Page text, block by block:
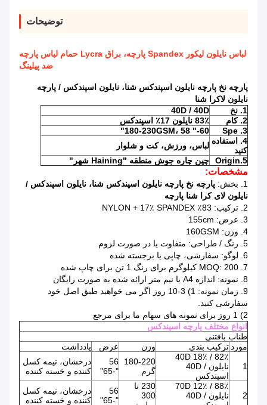
توضیحات
لباس نایلون لیکور Spandex پارچه، براق Lycra حمام لباس پارچه
ضد پیلینگ
پارچه نخ پارچه نایلون اسپندکس شنا، نایلون اسپندکس / پارچه
نایلون لاکرا شنا
1. نخ
40D / 40D
2. کام
83٪ نایلون 17٪ اسپندکس
3. Spe
180-230GSM، 58 "-60"
4. استفاده
کنید
لباس، ورزش، کت و شلوار
5.Origin
چین چاره جوش منطقه "Haining شهر"
مشخصات:
1. بخش:
پارچه نخ پارچه نایلون اسپندکس شنا، نایلون اسپندکس /
نایلون لای کرا شنا پارچه
2. ترکیب: 83٪ NYLON + 17٪ SPANDEX
3. عرض: 155cm
4. وزن: 160GSM
5. رنگ / طراحی: متفاوت یا در صورت لزوم
6. لوگو: سفارشی، چاپی یا برجسته شده
7. MOQ: 200 کیلوگرم برای رنگ 1 تن برای چاپ شده
8. نمونه: اندازه A4 یا نیم متر ارائه شده به صورت رایگان
9. زمان نمونه: 1) 3-10 روز اگر می خواهید طبق اصل خود
سفارشی کنید.
2) 1 روز برای نمونه های سهام ما برای مرجع
انواع مختلف پارچه اسپندکس
طناب بافتنی
موردترکیب بندی وزن عرض یادداشت
1
82٪ / 18٪ 40D
نایلون / 40D
اسپندکس
180-220
گرم
56
"-65"
درخشان، نیمه کسل
کننده و خسته کننده
2
88٪ / 12٪ 70D
نایلون / 40D
230 تا
300
56
"-65"
درخشان، نیمه کسل
کننده و خسته کننده